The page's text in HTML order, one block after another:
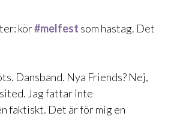
kör#melfest som hastag. Det
Dansband. Nya Friends? Nej,
Jag fattar inte
faktiskt. Det är för mig en